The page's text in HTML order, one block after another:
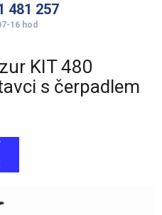
481 257
KIT 480
s čerpadlem